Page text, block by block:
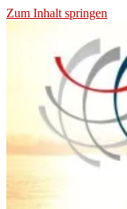
Zum Inhalt springen